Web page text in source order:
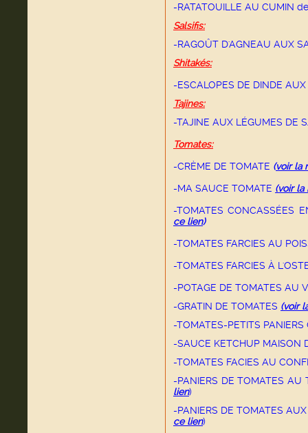
-RATATOUILLE AU CUMIN
Salsifis:
-RAGOÛT D'AGNEAU AUX
Shitakés:
-ESCALOPES DE DINDE
Tajines:
-TAJINE AUX LÉGUMES DE
Tomates:
-CRÈME DE TOMATE (voir la
-MA SAUCE TOMATE (voir
-TOMATES CONCASSÉES
ce lien)
-TOMATES FARCIES AU
-TOMATES FARCIES À
-POTAGE DE TOMATES AU
-GRATIN DE TOMATES (voir
-TOMATES-PETITS PANIERS
-SAUCE KETCHUP MAISON
-TOMATES FACIES AU
-PANIERS DE TOMATES AU
lien)
-PANIERS DE TOMATES
ce lien)